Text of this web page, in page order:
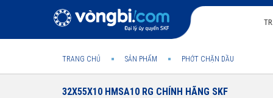
TRANG CHỦ SẢN PHẨM PHỚT CHẶN DẦU
32X55X10 HMSA10 RG CHÍNH HÃNG SKF